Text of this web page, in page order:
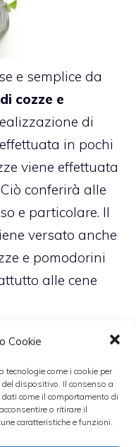
Cookie
come i cookie per
dispositivo. Il consenso a
come il comportamento di
o ritirare il
caratteristiche e funzioni.
e semplice da
cozze e
di
in pochi
viene effettuata
conferirà alle
e particolare. Il
versato anche
e pomodorini
alle cene
eCrostini con
,ricette,ricette